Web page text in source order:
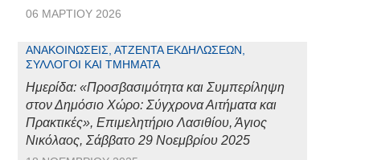
06 ΜΑΡΤΊΟΥ 2026
ΑΝΑΚΟΙΝΏΣΕΙΣ, ΑΤΖΈΝΤΑ ΕΚΔΗΛΏΣΕΩΝ,
ΣΎΛΛΟΓΟΙ ΚΑΙ ΤΜΉΜΑΤΑ
Ημερίδα: «Προσβασιμότητα και Συμπερίληψη
στον Δημόσιο Χώρο: Σύγχρονα Αιτήματα και
Πρακτικές», Επιμελητήριο Λασιθίου, Άγιος
Νικόλαος, Σάββατο 29 Νοεμβρίου 2025